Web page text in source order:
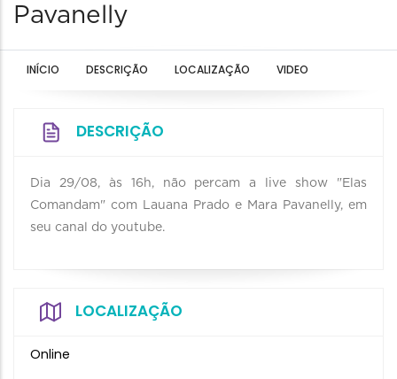
Pavanelly
INÍCIO DESCRIÇÃO LOCALIZAÇÃO VIDEO
DESCRIÇÃO
Dia 29/08, às 16h, não percam a live show "Elas
Comandam" com Lauana Prado e Mara Pavanelly, em
seu canal do youtube.
LOCALIZAÇÃO
Online